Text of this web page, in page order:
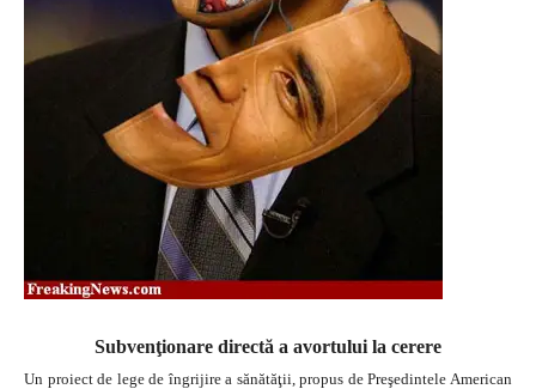
Subvenţionare directă a avortului la cerere
Un proiect de lege de îngrijire a sănătăţii, propus de Preşedintele American